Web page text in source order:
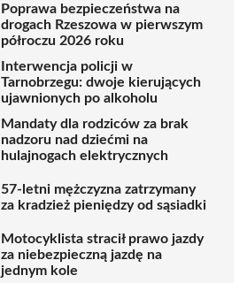
Poprawa bezpieczeństwa na
drogach Rzeszowa w pierwszym
półroczu 2026 roku
Interwencja policji w
Tarnobrzegu: dwoje kierujących
ujawnionych po alkoholu
Mandaty dla rodziców za brak
nadzoru nad dziećmi na
hulajnogach elektrycznych
57-letni mężczyzna zatrzymany
za kradzież pieniędzy od sąsiadki
Motocyklista stracił prawo jazdy
za niebezpieczną jazdę na
jednym kole